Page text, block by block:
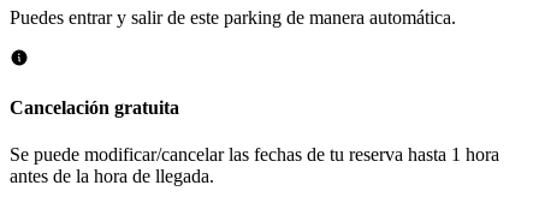
Puedes entrar y salir de este parking de manera automática.
Cancelación gratuita
Se puede modificar/cancelar las fechas de tu reserva hasta 1 hora
antes de la hora de llegada.